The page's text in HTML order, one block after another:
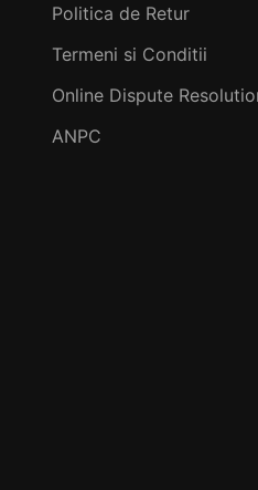
Politica de Retur
Termeni si Conditii
Online Dispute
ANPC